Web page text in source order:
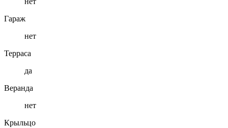
Гараж
нет
Терраса
да
Веранда
нет
Крыльцо